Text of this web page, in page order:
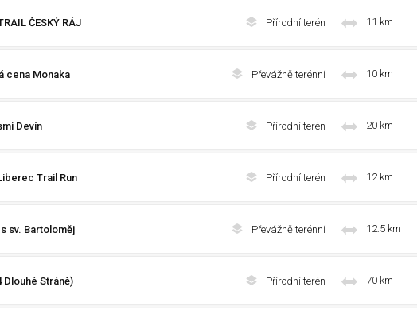
ČESKÝ RÁJ Přírodní terén 11 km
cena Monaka Převážně terénní 10 km
Devín Přírodní terén 20 km
Trail Run Přírodní terén 12 km
sv. Bartoloměj Převážně terénní 12.5 km
Dlouhé Stráně) Přírodní terén 70 km